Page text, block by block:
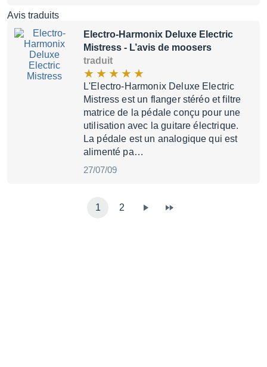
Avis traduits
Electro-Harmonix Deluxe Electric
Mistress - L’avis de moosers
traduit
L'Electro-Harmonix Deluxe Electric
Mistress est un flanger stéréo et filtre
matrice de la pédale conçu pour une
utilisation avec la guitare électrique.
La pédale est un analogique qui est
alimenté pa…
27/07/09
1 2